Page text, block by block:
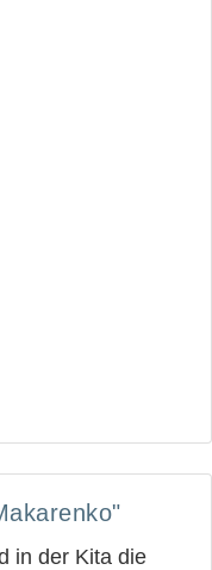
in der Kita die